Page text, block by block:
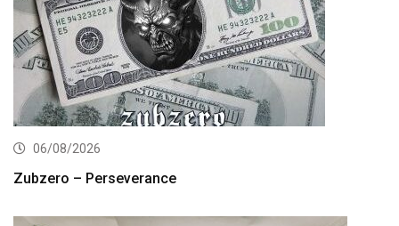
06/08/2026
Zubzero – Perseverance